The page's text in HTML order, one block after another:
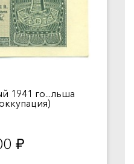
1941 го...льша
руб.